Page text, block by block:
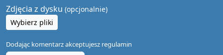
Zdjęcia z dysku (opcjonalnie)
Wybierz pliki
Dodając komentarz akceptujesz regulamin